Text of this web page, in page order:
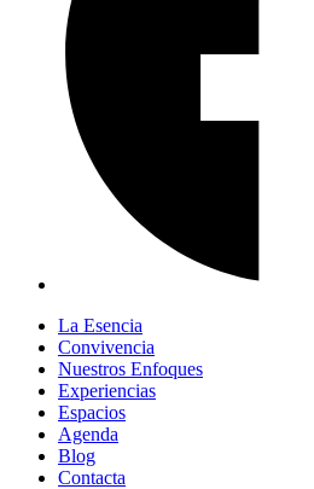
La Esencia
Convivencia
Nuestros Enfoques
Experiencias
Espacios
Agenda
Blog
Contacta